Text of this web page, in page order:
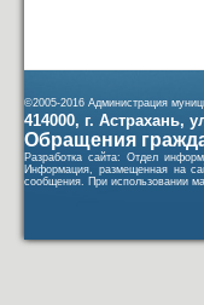
©2005-2016 Администрация
414000, г. Астрахань,
Обращения
Разработка сайта: Отдел
Информация, размещенная на
сообщения. При использовании